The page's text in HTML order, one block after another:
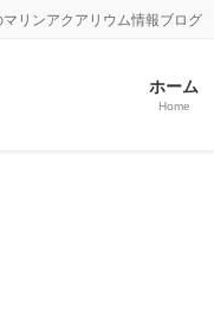
リンアクアリウム情報ブログ
ホーム
Home